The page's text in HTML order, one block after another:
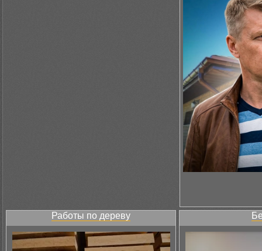
Работы по дереву